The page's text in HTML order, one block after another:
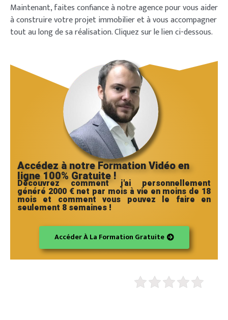
Maintenant, faites confiance à notre agence pour vous aider
à construire votre projet immobilier et à vous accompagner
tout au long de sa réalisation. Cliquez sur le lien ci-dessous.
Accédez à notre Formation Vidéo en
ligne 100% Gratuite !
Découvrez comment j'ai personnellement
généré 2000 € net par mois à vie en moins de 18
mois et comment vous pouvez le faire en
seulement 8 semaines !
Accéder À La Formation Gratuite